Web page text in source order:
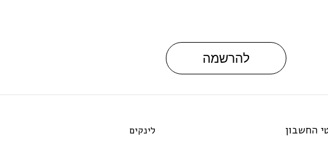
להרשמה
החשבון לינקים